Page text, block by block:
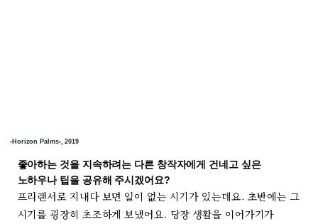
‹Horizon Palms›, 2019
좋아하는 것을 지속하려는 다른 창작자에게 건네고 싶은
노하우나 팁을 공유해 주시겠어요?
프리랜서로 지내다 보면 일이 없는 시기가 있는데요. 초반에는 그
시기를 굉장히 초조하게 보냈어요. 당장 생활을 이어가기가